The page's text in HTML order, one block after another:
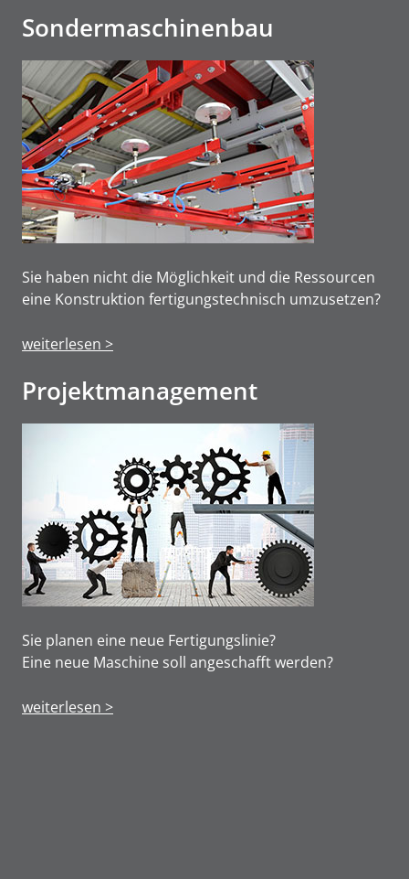
Sonderma­schinen­bau
Sie haben nicht die Möglichkeit und die Ressourcen
eine Konstruktion fertigungstechnisch umzusetzen?
weiterlesen >
Projektmanage­ment
Sie planen eine neue Fertigungslinie?
Eine neue Maschine soll angeschafft werden?
weiterlesen >